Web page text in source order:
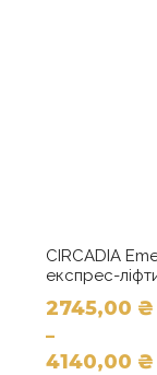
CIRCADIA
експрес-
2745,00 ₴
–
4140,00 ₴